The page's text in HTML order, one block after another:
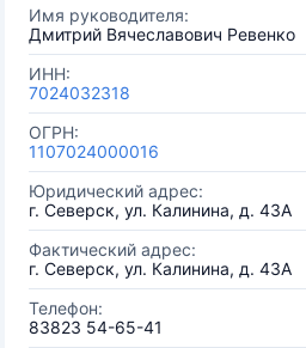
Имя руководителя:
Дмитрий Вячеславович Ревенко
ИНН:
7024032318
ОГРН:
1107024000016
Юридический адрес:
г. Северск, ул. Калинина, д. 43А
Фактический адрес:
г. Северск, ул. Калинина, д. 43А
Телефон:
83823 54-65-41